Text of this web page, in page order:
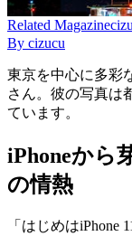
Related Magazine
By cizucu
東京を中心に多彩
さん。彼の写真は
ています。
iPhoneから
の情熱
「はじめは